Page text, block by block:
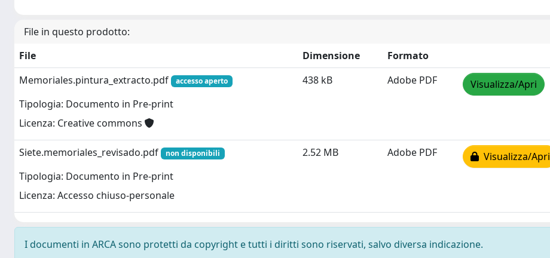
File in questo prodotto:
File
Dimensione
Formato
Memoriales.pintura_extracto.pdf
accesso aperto
Tipologia: Documento in Pre-print
Licenza: Creative commons
438 kB Adobe PDF Visualizza/Apri
Siete.memoriales_revisado.pdf non disponibili
Tipologia: Documento in Pre-print
Licenza: Accesso chiuso-personale
2.52 MB Adobe PDF Visualizza/Apri
I documenti in ARCA sono protetti da copyright e tutti i diritti sono riservati, salvo diversa indicazione.